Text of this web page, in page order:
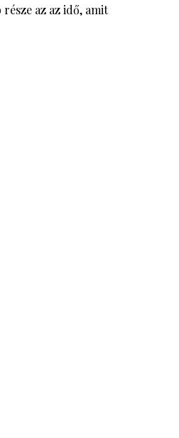
az az idő, amit